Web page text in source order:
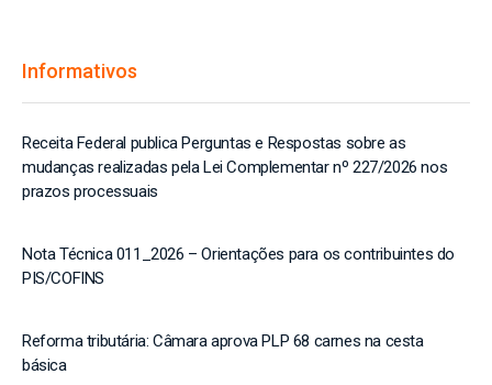
Informativos
Receita Federal publica Perguntas e Respostas sobre as
mudanças realizadas pela Lei Complementar nº 227/2026 nos
prazos processuais
Nota Técnica 011_2026 – Orientações para os contribuintes do
PIS/COFINS
Reforma tributária: Câmara aprova PLP 68 carnes na cesta
básica